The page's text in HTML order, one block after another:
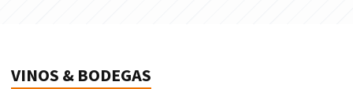
VINOS & BODEGAS